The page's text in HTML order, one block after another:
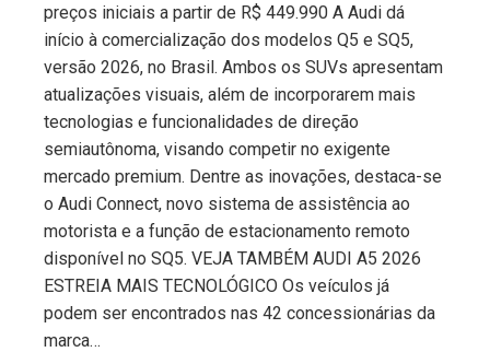
preços iniciais a partir de R$ 449.990 A Audi dá
início à comercialização dos modelos Q5 e SQ5,
versão 2026, no Brasil. Ambos os SUVs apresentam
atualizações visuais, além de incorporarem mais
tecnologias e funcionalidades de direção
semiautônoma, visando competir no exigente
mercado premium. Dentre as inovações, destaca-se
o Audi Connect, novo sistema de assistência ao
motorista e a função de estacionamento remoto
disponível no SQ5. VEJA TAMBÉM AUDI A5 2026
ESTREIA MAIS TECNOLÓGICO Os veículos já
podem ser encontrados nas 42 concessionárias da
marca…